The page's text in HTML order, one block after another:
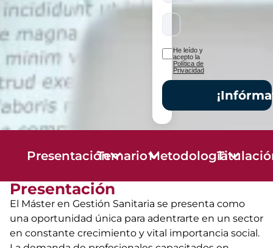
He leído y
acepto la
Política de
Privacidad
PresentaciónTemarioMetodología
Presentación
El Máster en Gestión Sanitaria se presenta como
una oportunidad única para adentrarte en un sector
en constante crecimiento y vital importancia social.